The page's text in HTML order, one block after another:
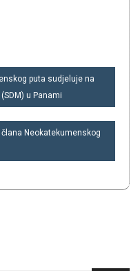
puta sudjeluje na
u Panami
Neokatekumenskog